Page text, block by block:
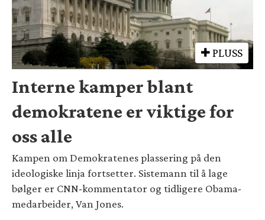
PLUSS
Interne kamper blant
demokratene er viktige for
oss alle
Kampen om Demokratenes plassering på den
ideologiske linja fortsetter. Sistemann til å lage
bølger er CNN-kommentator og tidligere Obama-
medarbeider, Van Jones.